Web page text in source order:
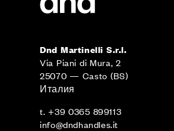
Dnd Martinelli S.r.l.
Via Piani di Mura, 2
25070 — Casto (BS)
Италия
t. +39 0365 899113
info@dndhandles.it